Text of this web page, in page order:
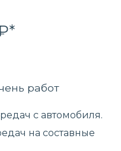
работ
с автомобиля.
на составные